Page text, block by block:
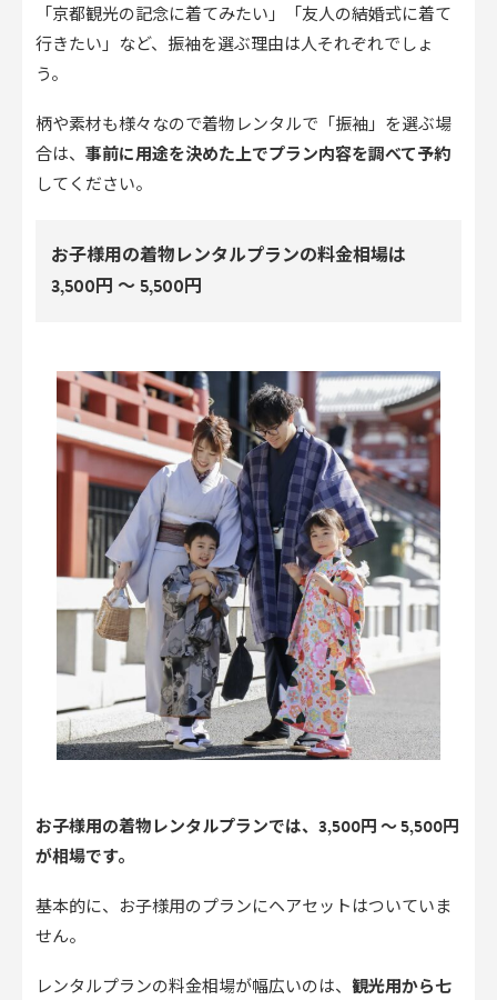
「京都観光の記念に着てみたい」「友人の結婚式に着て
行きたい」など、振袖を選ぶ理由は人それぞれでしょ
う。
柄や素材も様々なので着物レンタルで「振袖」を選ぶ場
合は、 事前に用途を決めた上でプラン内容を調べて予約
してください。
お子様用の着物レンタルプランの料金相場は
3,500円 〜 5,500円
お子様用の着物レンタルプランでは、3,500円 〜 5,500円
が相場です。
基本的に、お子様用のプランにヘアセットはついていま
せん。
レンタルプランの料金相場が幅広いのは、 観光用から七